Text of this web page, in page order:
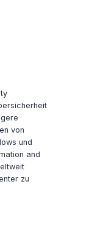
von
und
and
zu